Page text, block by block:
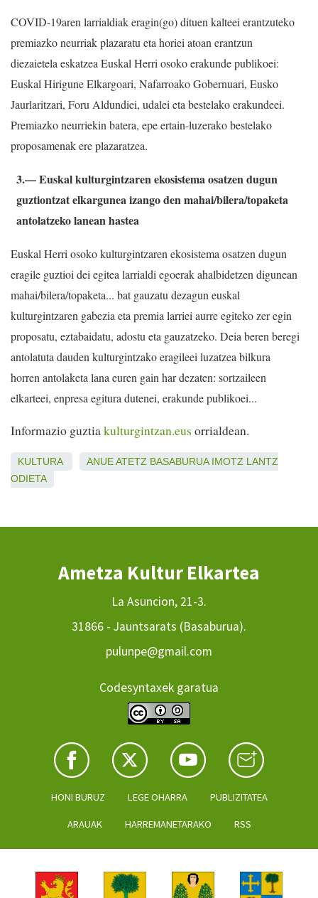
COVID-19aren larrialdiak eragin(go) dituen kalteei erantzuteko
premiazko neurriak plazaratu eta horiei atoan erantzun
diezaietela eskatzea Euskal Herri osoko erakunde publikoei:
Euskal Hirigune Elkargoari, Nafarroako Gobernuari, Eusko
Jaurlaritzari, Foru Aldundiei, udalei eta bestelako erakundeei.
Premiazko neurriekin batera, epe ertain-luzerako bestelako
proposamenak ere plazaratzea.
3.— Euskal kulturgintzaren ekosistema osatzen dugun
guztiontzat elkargunea izango den mahai/bilera/topaketa
antolatzeko lanean hastea
Euskal Herri osoko kulturgintzaren ekosistema osatzen dugun
eragile guztioi dei egitea larrialdi egoerak ahalbidetzen digunean
mahai/bilera/topaketa... bat gauzatu dezagun euskal
kulturgintzaren gabezia eta premia larriei aurre egiteko zer egin
proposatu, eztabaidatu, adostu eta gauzatzeko. Deia beren beregi
antolatuta dauden kulturgintzako eragileei luzatzea bilkura
horren antolaketa lana euren gain har dezaten: sortzaileen
elkarteei, enpresa egitura dutenei, erakunde publikoei...
Informazio guztiakulturgintzan.eus orrialdean.
KULTURA ANUEATETZ BASABURUA IMOTZ LANTZ
ODIETA
Ametza Kultur Elkartea
La Asuncion, 21-3.
31866 - Jauntsarats (Basaburua).
pulunpe@gmail.com
Codesyntaxek garatua
HONI BURUZ LEGE OHARRA PUBLIZITATEA
ARAUAK HARREMANETARAKO RSS